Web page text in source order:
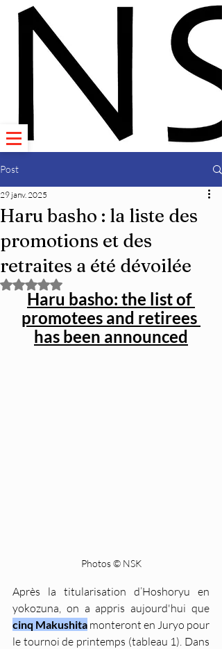
Post
Haru basho : la liste des
promotions et des
retraites a été dévoilée
29 janv. 2025
Noté NaN étoiles sur 5.
Haru basho: the list of
promotees and retirees
has been announced
Photos © NSK
Après la titularisation d’Hoshoryu en
cinq Makushita monteront en Juryo pour
le tournoi de printemps (tableau 1). Dans